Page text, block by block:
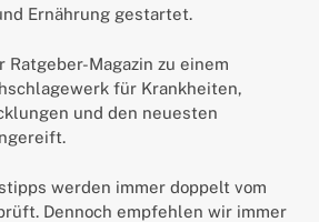
Ernährung gestartet.
Ratgeber-Magazin zu einem
für Krankheiten,
und den neuesten
werden immer doppelt vom
Dennoch empfehlen wir immer